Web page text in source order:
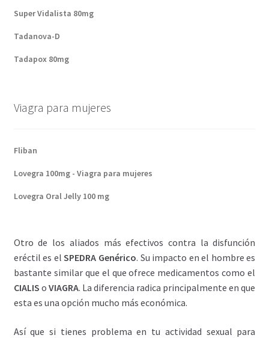
Super Vidalista 80mg
Tadanova-D
Tadapox 80mg
Viagra para mujeres
Fliban
Lovegra 100mg - Viagra para mujeres
Lovegra Oral Jelly 100 mg
Otro de los aliados más efectivos contra la disfunción
eréctil es elSPEDRA Genérico. Su impacto en el hombre es
bastante similar que el que ofrece medicamentos como el
CIALIS o VIAGRA. La diferencia radica principalmente en que
esta es una opción mucho más económica.
Así que si tienes problema en tu actividad sexual para